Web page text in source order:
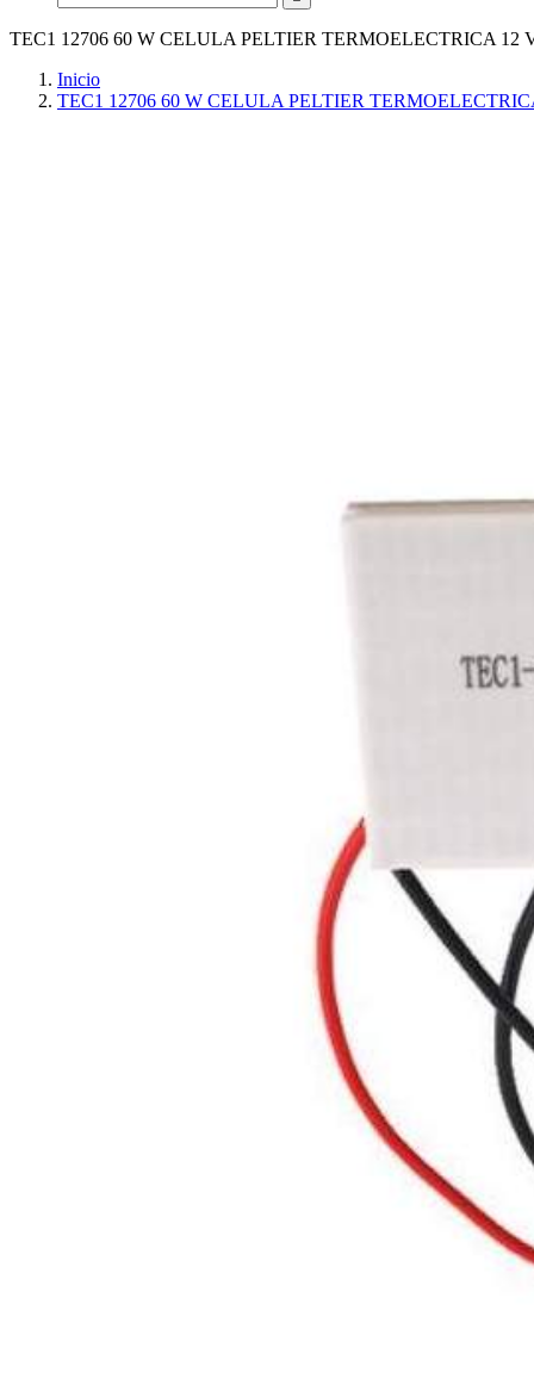
TEC1 12706 60 W CELULA PELTIER TERMOELECTRICA 12
Inicio
TEC1 12706 60 W CELULA PELTIER